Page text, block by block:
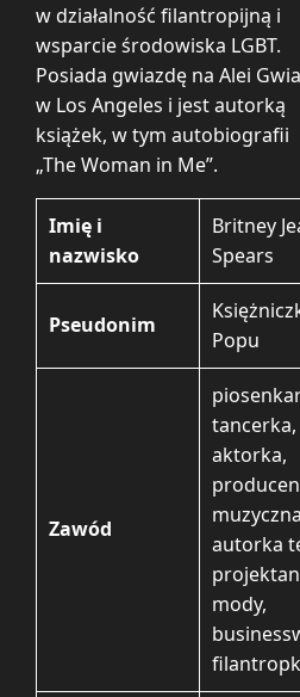
w działalność filantropijną i
wsparcie środowiska LGBT.
Posiada gwiazdę na Alei
w Los Angeles i jest autorką
książek, w tym autobiografii
„The Woman in Me”.
Imię i
nazwisko
Britney
Spears
Pseudonim
Popu
Zawód
tancerka,
aktorka,
autorka
mody,